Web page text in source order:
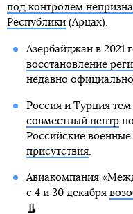
под контролем
Республики (Арцах).
Азербайджан в 2021
восстановление
недавно официально
Россия и Турция
совместный центрпо
Российские
присутствия.
Авиакомпания
с 4 и 30 декабря